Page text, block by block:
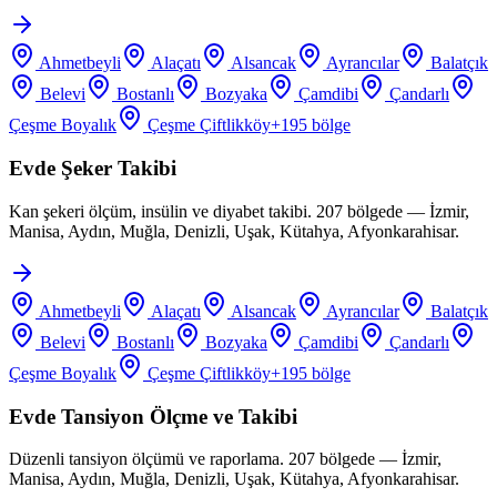
Ahmetbeyli Alaçatı Alsancak Ayrancılar
Balatçık
Belevi
Bostanlı Bozyaka Çamdibi
Çandarlı
Çeşme Boyalık
Çeşme Çiftlikköy+195 bölge
Evde Şeker Takibi
Kan şekeri ölçüm, insülin ve diyabet takibi. 207 bölgede — İzmir,
Manisa, Aydın, Muğla, Denizli, Uşak, Kütahya, Afyonkarahisar.
Ahmetbeyli Alaçatı Alsancak Ayrancılar
Balatçık
Belevi
Bostanlı Bozyaka Çamdibi
Çandarlı
Çeşme Boyalık
Çeşme Çiftlikköy+195 bölge
Evde Tansiyon Ölçme ve Takibi
Düzenli tansiyon ölçümü ve raporlama. 207 bölgede — İzmir,
Manisa, Aydın, Muğla, Denizli, Uşak, Kütahya, Afyonkarahisar.